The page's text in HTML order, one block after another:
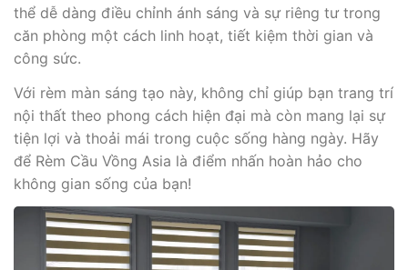
thể dễ dàng điều chỉnh ánh sáng và sự riêng tư trong
căn phòng một cách linh hoạt, tiết kiệm thời gian và
công sức.
Với rèm màn sáng tạo này, không chỉ giúp bạn trang trí
nội thất theo phong cách hiện đại mà còn mang lại sự
tiện lợi và thoải mái trong cuộc sống hàng ngày. Hãy
để Rèm Cầu Vồng Asia là điểm nhấn hoàn hảo cho
không gian sống của bạn!